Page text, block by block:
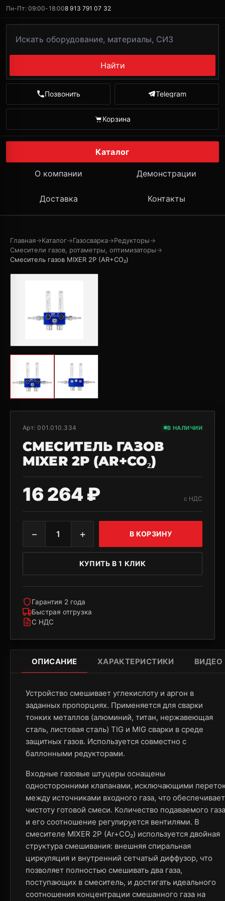
Пн-Пт: 09:00-18:008 913 791 07 32
Найти
Позвонить Telegram
Корзина
Каталог
О компании Демонстрации
Доставка Контакты
Главная→Каталог→Газосварка→Редукторы→
Смесители газов, ротаметры, оптимизаторы→
Смеситель газов MIXER 2Р (AR+CO₂)
ОПИСАНИЕ ХАРАКТЕРИСТИКИ ВИДЕО
Устройство смешивает углекислоту и аргон в
заданных пропорциях. Применяется для сварки
тонких металлов (алюминий, титан, нержавеющая
сталь, листовая сталь) TIG и MIG сварки в среде
защитных газов. Используется совместно с
баллонными редукторами.
Входные газовые штуцеры оснащены
односторонними клапанами, исключающими
между источниками входного газа, что обеспечивает
чистоту готовой смеси. Количество подаваемого газа
и его соотношение регулируется вентилями. В
смесителе MIXER 2Р (Ar+CO₂) используется двойная
структура смешивания: внешняя спиральная
циркуляция и внутренний сетчатый диффузор, что
позволяет полностью смешивать два газа,
поступающих в смеситель, и достигать идеального
соотношения концентрации смешанного газа на
Арт:001.010.334 В НАЛИЧИИ
СМЕСИТЕЛЬ ГАЗОВ
MIXER 2Р (AR+CO₂)
16 264 ₽ с НДС
− 1 + В КОРЗИНУ
КУПИТЬ В 1 КЛИК
Гарантия 2 года
Быстрая отгрузка
С НДС